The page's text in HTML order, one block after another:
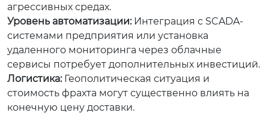
агрессивных средах.
Уровень автоматизации:Интеграция с SCADA-
системами предприятия или установка
удаленного мониторинга через облачные
сервисы потребует дополнительных инвестиций.
Логистика:Геополитическая ситуация и
стоимость фрахта могут существенно влиять на
конечную цену доставки.